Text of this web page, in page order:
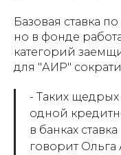
Базовая ставка
но в фонде
категорий
для "АИР"
- Таких
одной
в банках
говорит Ольга